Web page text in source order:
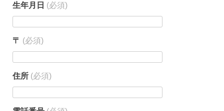
生年月日 (必須)
〒 (必須)
住所 (必須)